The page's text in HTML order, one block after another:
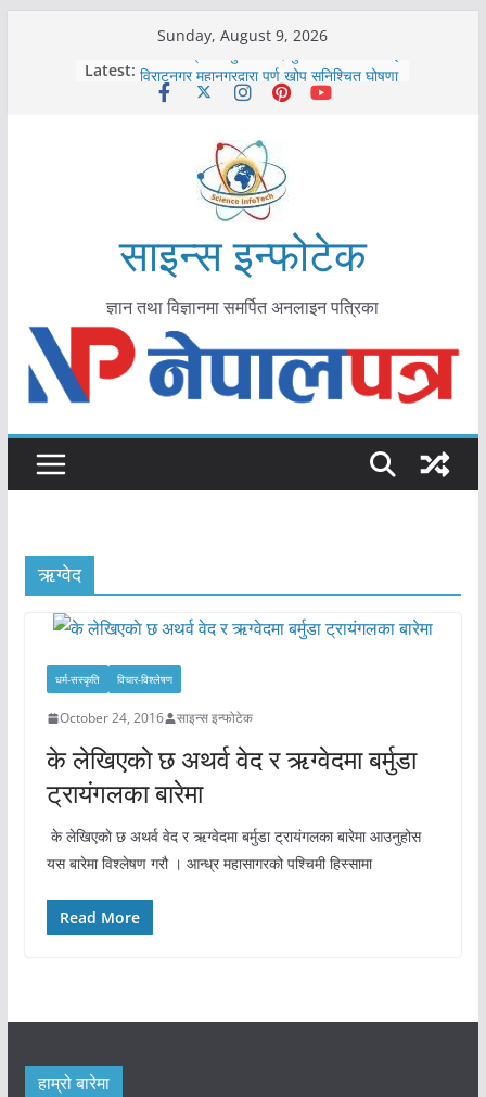
Sunday, August 9, 2026
Latest:
कोरोना संक्रमण पुष्टिपछि दार्चुलाका सीमामा कडाइ
विराटनगर महानगरद्वारा पूर्ण खोप सुनिश्चित घोषणा
तयारी
आयुर्वेद चिकित्सा प्रणालीको भूमिका महत्वपूर्ण छ :
मुख्यमन्त्री शाह
काभ्रेपलाञ्चोकमा आयुर्वेद स्वास्थ्योपचारतर्फ
साइन्स इन्फोटेक
ज्ञान तथा विज्ञानमा समर्पित अनलाइन पत्रिका
ऋग्वेद
धर्म-सस्कृति विचार-विश्‍लेषण
October 24, 2016 साइन्स इन्फोटेक
के लेखिएकाे छ अथर्व वेद र ऋग्वेदमा बर्मुडा
ट्रायंगलका बारेमा
के लेखिएकाे छ अथर्व वेद र ऋग्वेदमा बर्मुडा ट्रायंगलका बारेमा आउनुहोस
यस बारेमा विश्लेषण गरौ । आन्ध्र महासागरको पश्चिमी हिस्सामा
Read More
हाम्रो बारेमा